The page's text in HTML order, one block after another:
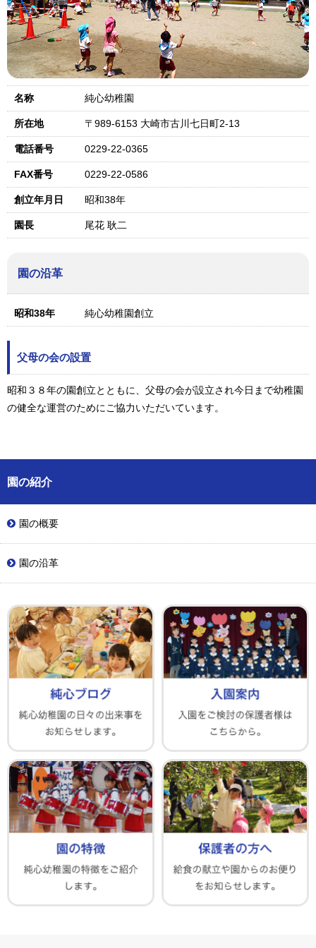
名称 純心幼稚園
所在地 〒989-6153 大崎市古川七日町2-13
電話番号 0229-22-0365
FAX番号 0229-22-0586
創立年月日 昭和38年
園長 尾花 耿二
園の沿革
昭和38年 純心幼稚園創立
父母の会の設置
昭和３８年の園創立とともに、父母の会が設立され今日まで幼稚園
の健全な運営のためにご協力いただいています。
園の紹介
園の概要
園の沿革